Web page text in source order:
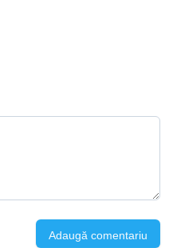
Adaugă comentariu